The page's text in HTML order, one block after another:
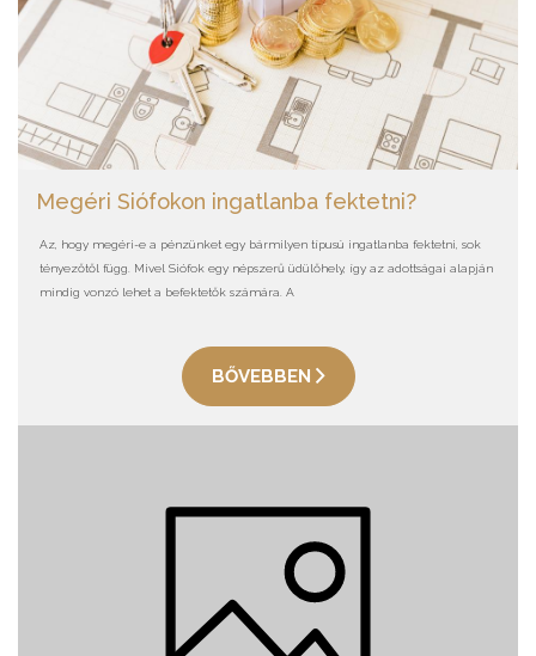
Megéri Siófokon ingatlanba fektetni?
Az, hogy megéri-e a pénzünket egy bármilyen típusú ingatlanba fektetni, sok
tényezőtől függ. Mivel Siófok egy népszerű üdülőhely, így az adottságai alapján
mindig vonzó lehet a befektetők számára. A
BŐVEBBEN